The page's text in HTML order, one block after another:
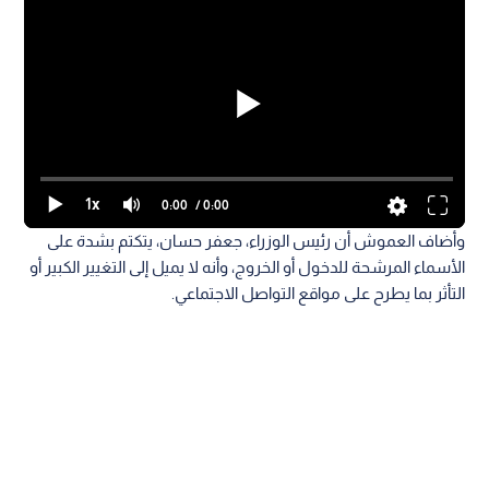
1x 0:00 / 0:00
وأضاف العموش أن رئيس الوزراء، جعفر حسان، يتكتم بشدة على
الأسماء المرشحة للدخول أو الخروج، وأنه لا يميل إلى التغيير الكبير أو
التأثر بما يطرح على مواقع التواصل الاجتماعي.